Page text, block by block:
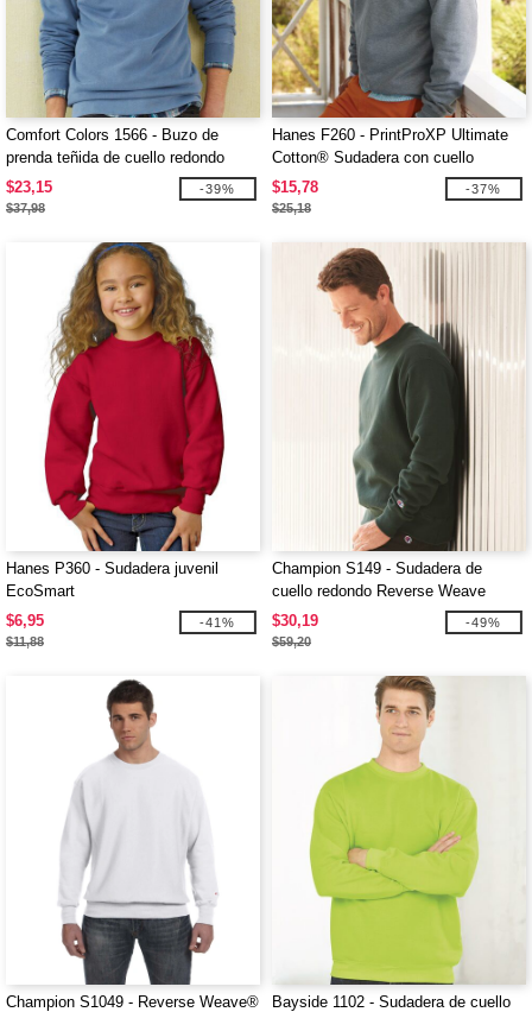
Comfort Colors 1566 - Buzo de
prenda teñida de cuello redondo
$23,15
$37,98
-39%
Hanes F260 - PrintProXP Ultimate
Cotton® Sudadera con cuello
redondo
$15,78
$25,18
-37%
Hanes P360 - Sudadera juvenil
EcoSmart
$6,95
$11,88
-41%
Champion S149 - Sudadera de
cuello redondo Reverse Weave
$30,19
$59,20
-49%
Champion S1049 - Reverse Weave®
Bayside 1102 - Sudadera de cuello